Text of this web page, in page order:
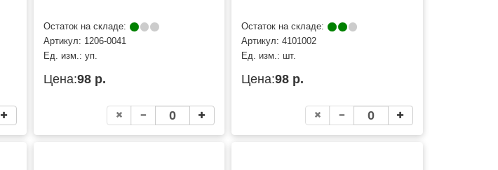
Остаток на складе:
Артикул: 1206-0041
Ед. изм.: уп.
Цена:98 р.
Остаток на складе:
Артикул:4101002
Ед. изм.: шт.
Цена:98 р.